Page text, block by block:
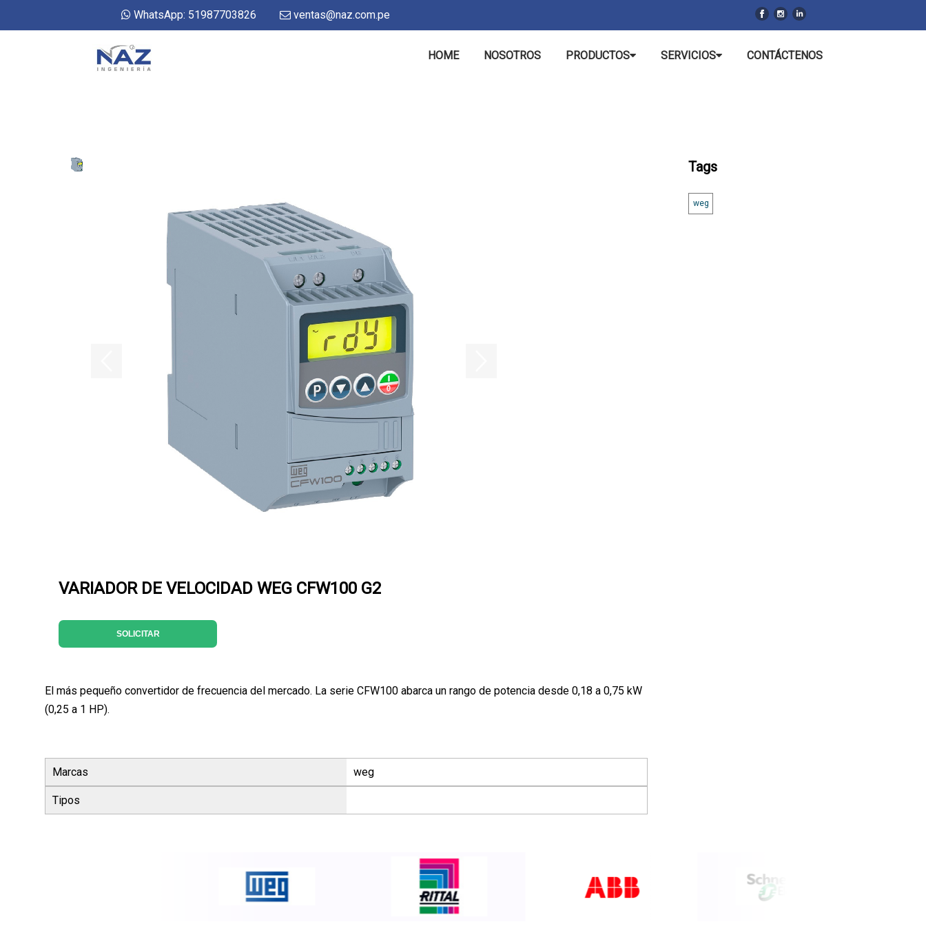
WhatsApp: 51987703826 ventas@naz.com.pe
HOME NOSOTROS PRODUCTOS SERVICIOS CONTÁCTENOS
VARIADOR DE VELOCIDAD WEG CFW100 G2
SOLICITAR
El más pequeño convertidor de frecuencia del mercado. La serie CFW100 abarca un rango de potencia desde 0,18 a 0,75 kW
(0,25 a 1 HP).
Marcas weg
Tipos
Tags
weg